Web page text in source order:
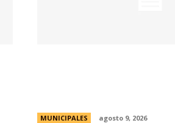
MUNICIPALES agosto 9, 2026